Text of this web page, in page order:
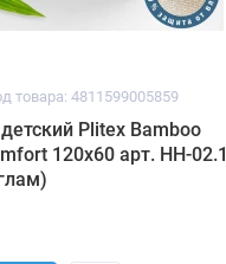
товара: 4811599005859
Plitex Bamboo
120х60 арт. НН-02.1